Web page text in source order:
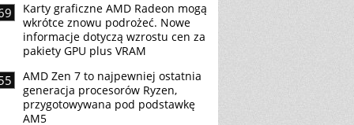
Karty graficzne AMD Radeon mogą
wkrótce znowu podrożeć. Nowe
informacje dotyczą wzrostu cen za
pakiety GPU plus VRAM
AMD Zen 7 to najpewniej ostatnia
generacja procesorów Ryzen,
przygotowywana pod podstawkę
AM5